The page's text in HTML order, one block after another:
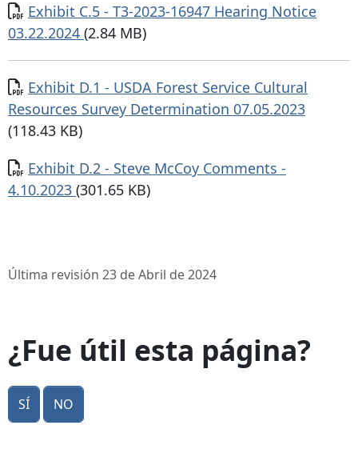
Documento
Exhibit C.5 - T3-2023-16947 Hearing Notice
03.22.2024 (2.84 MB)
Documento
Exhibit D.1 - USDA Forest Service Cultural
Resources Survey Determination 07.05.2023
(118.43 KB)
Documento
Exhibit D.2 - Steve McCoy Comments -
4.10.2023 (301.65 KB)
Última revisión 23 de Abril de 2024
¿Fue útil esta página?
Sí No